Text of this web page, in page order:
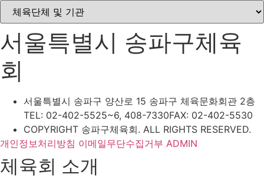
서울특별시 송파구체육
회
서울특별시 송파구 양산로 15 송파구 체육문화회관 2층
TEL: 02-402-5525~6, 408-7330FAX: 02-402-5530
COPYRIGHT 송파구체육회. ALL RIGHTS RESERVED.
개인정보처리방침 이메일무단수집거부 ADMIN
체육회 소개